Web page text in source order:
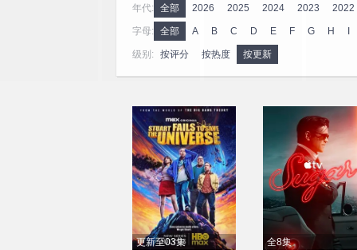
年代: 全部 2026 2025 2024 2023
2022
2006
字母: 全部 A B C D E F G H
级别: 按评分 按热度 按更新
更新至03集 全8集